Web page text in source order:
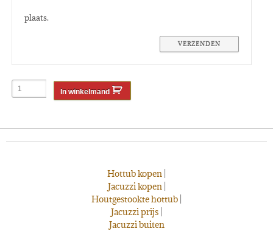
plaats.
In winkelmand
Hottub kopen
Jacuzzi kopen|
Houtgestookte hottub
Jacuzzi prijs
Jacuzzi buiten